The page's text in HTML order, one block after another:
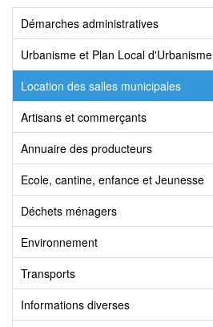
Démarches administratives
Urbanisme et Plan Local d'Urbanisme
Location des salles municipales
Artisans et commerçants
Annuaire des producteurs
Ecole, cantine, enfance et Jeunesse
Déchets ménagers
Environnement
Transports
Informations diverses